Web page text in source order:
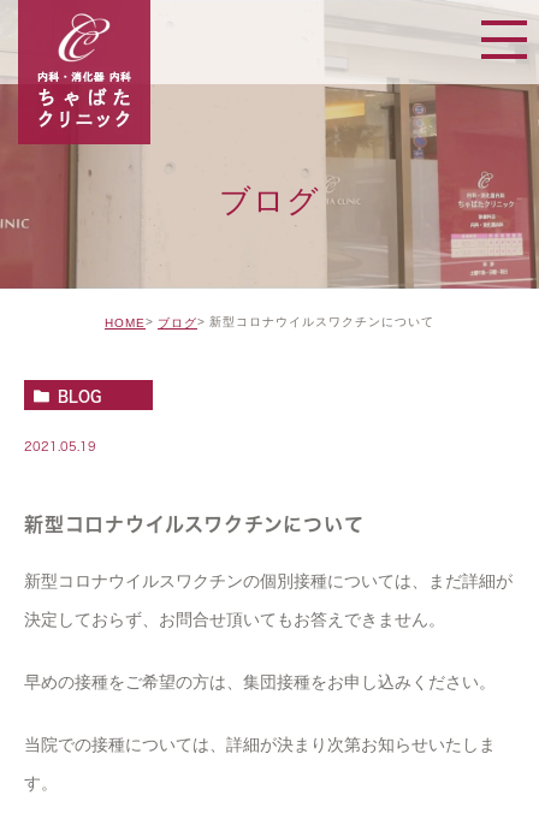
ブログ
HOME ブログ 新型コロナウイルスワクチンについて
BLOG
2021.05.19
新型コロナウイルスワクチンについて
新型コロナウイルスワクチンの個別接種については、まだ詳細が
決定しておらず、お問合せ頂いてもお答えできません。
早めの接種をご希望の方は、集団接種をお申し込みください。
当院での接種については、詳細が決まり次第お知らせいたしま
す。